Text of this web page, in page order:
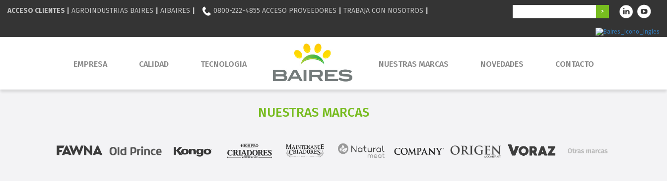
ACCESO CLIENTES | AGROINDUSTRIAS BAIRES AIBAIRES 0800-222-4855 ACCESO PROVEEDORES TRABAJA CON NOSOTROS
EMPRESA CALIDAD TECNOLOGIA NUESTRAS MARCAS NOVEDADES CONTACTO
NUESTRAS MARCAS